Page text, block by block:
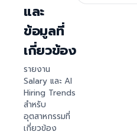
และ
ข้อมูลที่
เกี่ยวข้อง
รายงาน
Salary และ AI
Hiring Trends
สำหรับ
อุตสาหกรรมที่
เกี่ยวข้อง